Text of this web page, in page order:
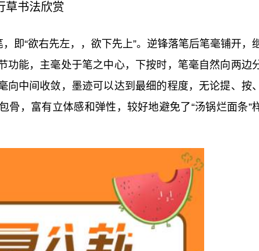
草书法欣赏
即“欲右先左，，欲下先上”。逆锋落笔后笔毫铺开，
功能，主毫处于笔之中心，下按时，笔毫自然向两边
向中间收敛，墨迹可以达到最细的程度，无论提、按
骨，富有立体感和弹性，较好地避免了“汤锅烂面条”